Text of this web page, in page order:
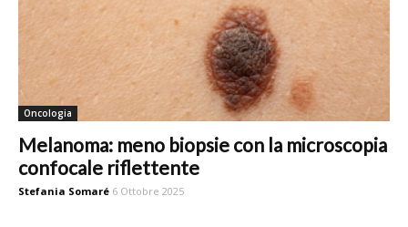
Oncologia
Melanoma: meno biopsie con la microscopia
confocale riflettente
Stefania Somaré 6 Ottobre 2025